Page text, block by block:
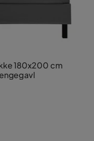
180x200 cm